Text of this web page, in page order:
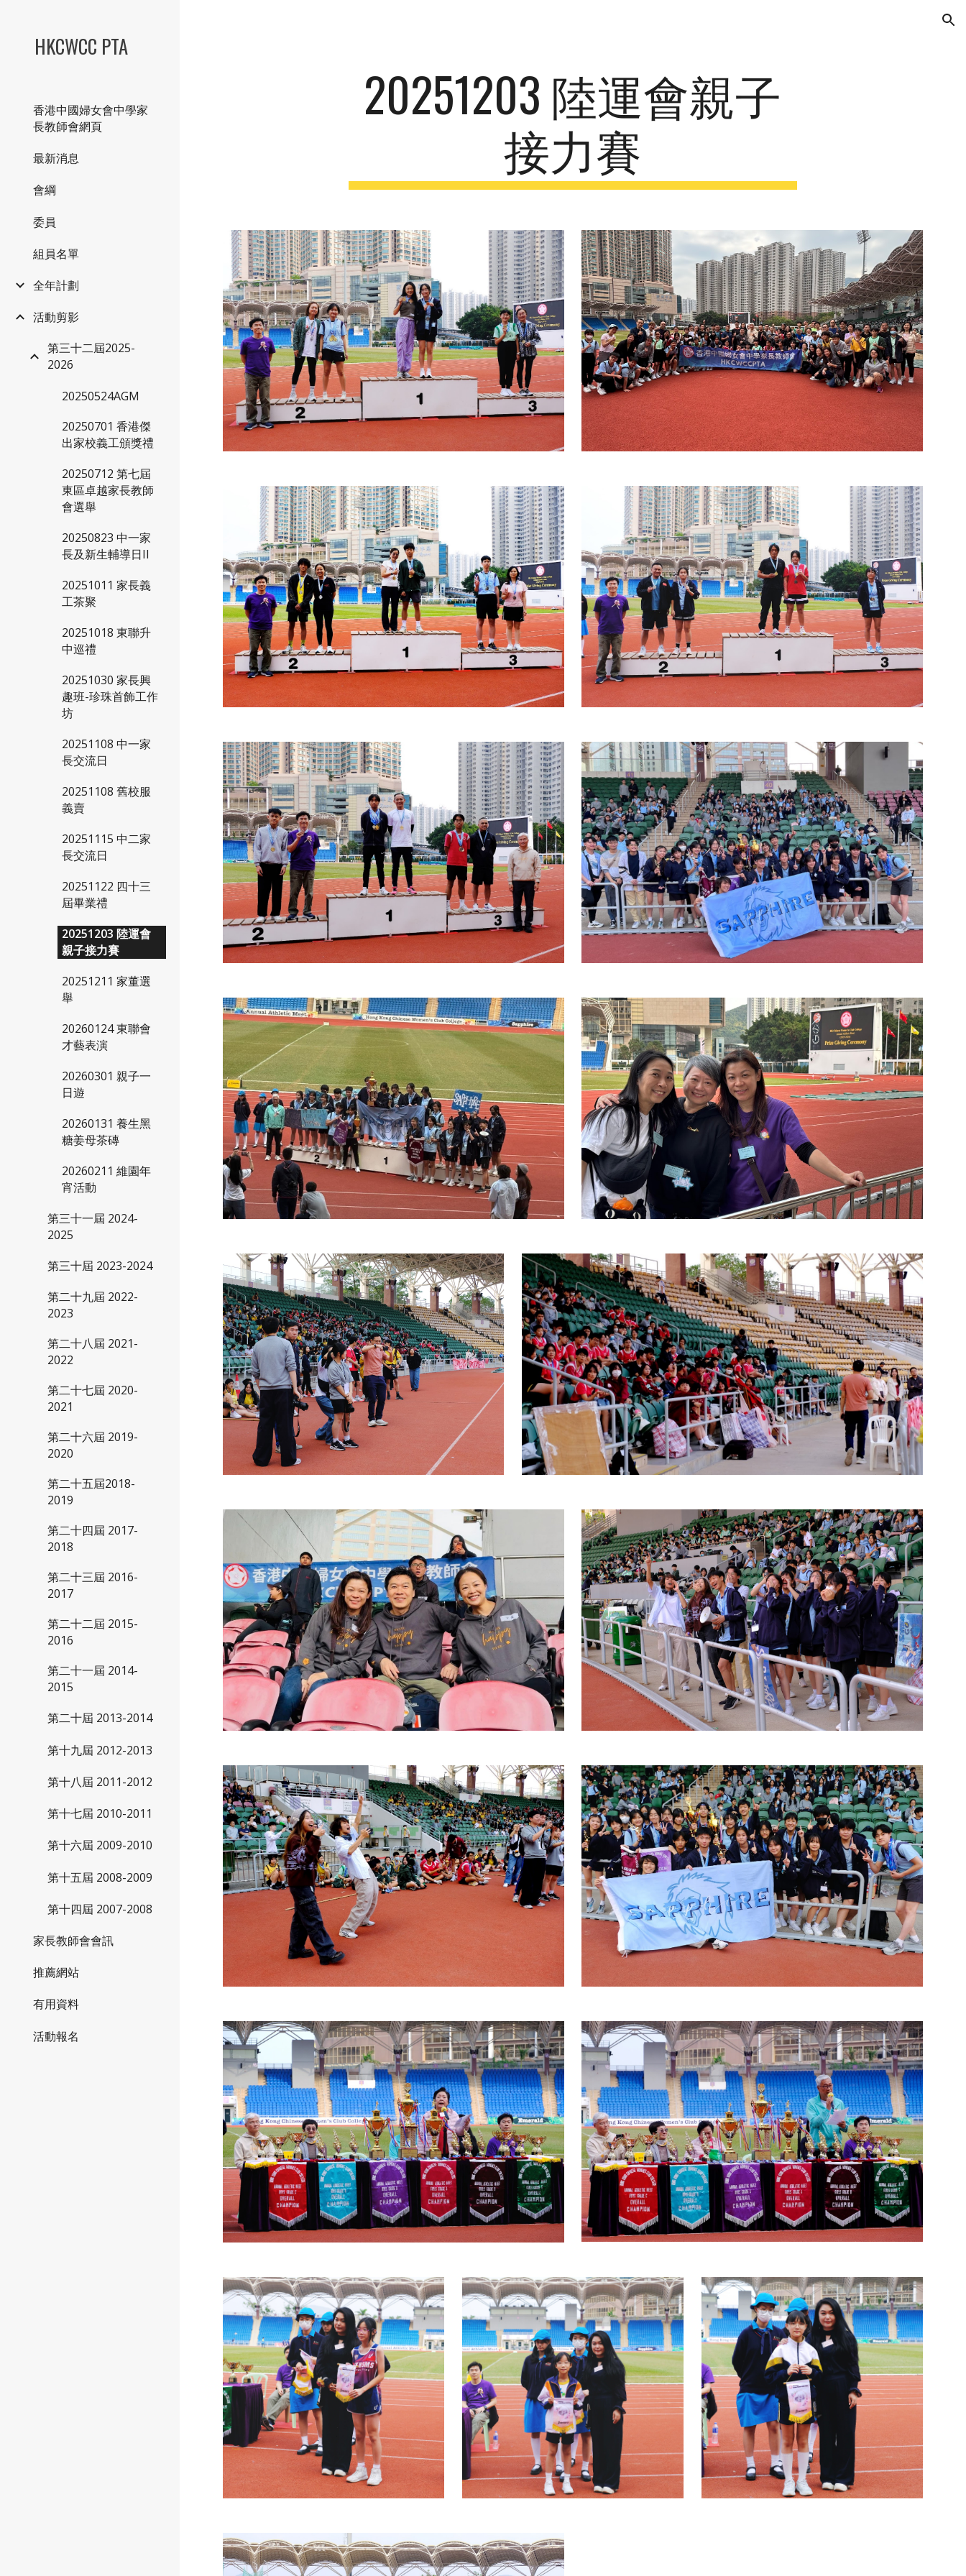
HKCWCC PTA
香港中國婦女會中學家
長教師會網頁
最新消息
會綱
委員
組員名單
全年計劃
活動剪影
第三十二屆2025-
2026
20250524AGM
20250701 香港傑
出家校義工頒獎禮
20250712 第七屆
東區卓越家長教師
會選舉
20250823 中一家
長及新生輔導日II
20251011 家長義
工茶聚
20251018 東聯升
中巡禮
20251030 家長興
趣班-珍珠首飾工作
坊
20251108 中一家
長交流日
20251108 舊校服
義賣
20251115 中二家
長交流日
20251122 四十三
屆畢業禮
20251203 陸運會
親子接力賽
20251211 家董選
舉
20260124 東聯會
才藝表演
20260301 親子一
日遊
20260131 養生黑
糖姜母茶磚
20260211 維園年
宵活動
第三十一屆 2024-
2025
第三十屆 2023-2024
第二十九屆 2022-
2023
第二十八屆 2021-
2022
第二十七屆 2020-
2021
第二十六屆 2019-
2020
第二十五屆2018-
2019
第二十四屆 2017-
2018
第二十三屆 2016-
2017
第二十二屆 2015-
2016
第二十一屆 2014-
2015
第二十屆 2013-2014
第十九屆 2012-2013
第十八屆 2011-2012
第十七屆 2010-2011
第十六屆 2009-2010
第十五屆 2008-2009
第十四屆 2007-2008
家長教師會會訊
推薦網站
有用資料
活動報名
20251203 陸運會親子
接力賽